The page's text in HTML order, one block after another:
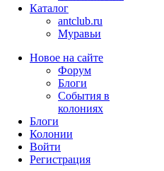
Каталог
antclub.ru
Муравьи
Новое на сайте
Форум
Блоги
События в
колониях
Блоги
Колонии
Войти
Peгиcтpaция